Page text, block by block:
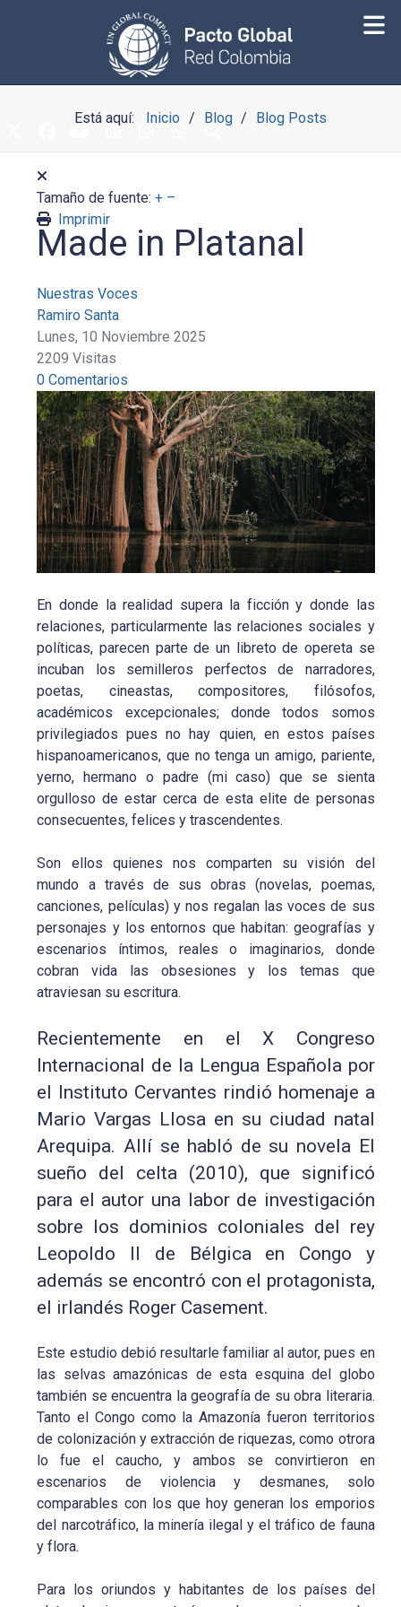
Está aquí: Inicio Blog Blog Posts
Tamaño de fuente: + –
Imprimir
Made in Platanal
Nuestras Voces
Ramiro Santa
Lunes, 10 Noviembre 2025
2209 Visitas
0 Comentarios
En donde la realidad supera la ficción y donde las
relaciones, particularmente las relaciones sociales y
políticas, parecen parte de un libreto de opereta se
incuban los semilleros perfectos de narradores,
poetas, cineastas, compositores, filósofos,
académicos excepcionales; donde todos somos
privilegiados pues no hay quien, en estos países
hispanoamericanos, que no tenga un amigo, pariente,
yerno, hermano o padre (mi caso) que se sienta
orgulloso de estar cerca de esta elite de personas
consecuentes, felices y trascendentes.
Son ellos quienes nos comparten su visión del
mundo a través de sus obras (novelas, poemas,
canciones, películas) y nos regalan las voces de sus
personajes y los entornos que habitan: geografías y
escenarios íntimos, reales o imaginarios, donde
cobran vida las obsesiones y los temas que
atraviesan su escritura.
Recientemente en el X Congreso
Internacional de la Lengua Española por
el Instituto Cervantes rindió homenaje a
Mario Vargas Llosa en su ciudad natal
Arequipa. Allí se habló de su novela El
sueño del celta (2010), que significó
para el autor una labor de investigación
sobre los dominios coloniales del rey
Leopoldo II de Bélgica en Congo y
además se encontró con el protagonista,
el irlandés Roger Casement.
Este estudio debió resultarle familiar al autor, pues en
las selvas amazónicas de esta esquina del globo
también se encuentra la geografía de su obra literaria.
Tanto el Congo como la Amazonía fueron territorios
de colonización y extracción de riquezas, como otrora
lo fue el caucho, y ambos se convirtieron en
escenarios de violencia y desmanes, solo
comparables con los que hoy generan los emporios
del narcotráfico, la minería ilegal y el tráfico de fauna
y flora.
Para los oriundos y habitantes de los países del